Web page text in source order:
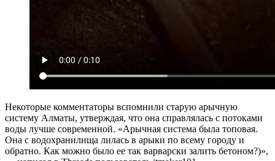
Некоторые комментаторы вспомнили старую арычную
систему Алматы, утверждая, что она справлялась с потоками
воды лучше современной. «Арычная система была топовая.
Она с водохранилища лилась в арыки по всему городу и
обратно. Как можно было ее так варварски залить бетоном?)»,